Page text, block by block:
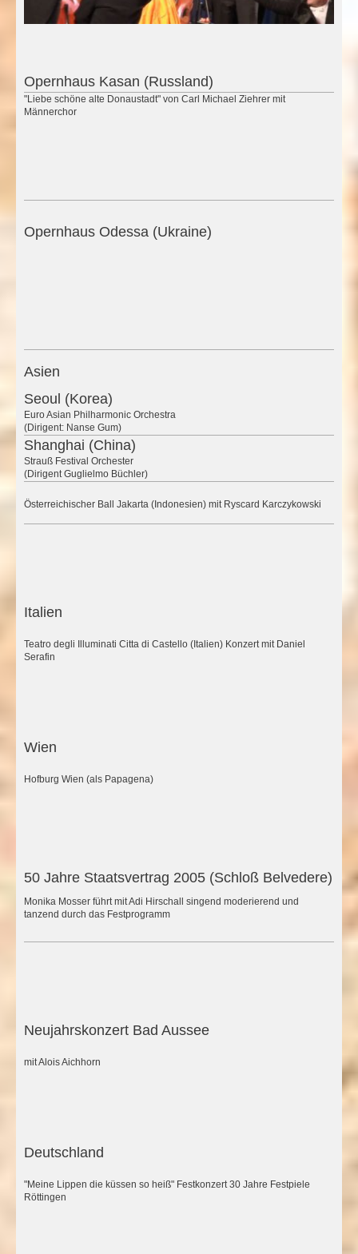
Opernhaus Kasan (Russland)
"Liebe schöne alte Donaustadt" von Carl Michael Ziehrer mit
Männerchor
Opernhaus Odessa (Ukraine)
Asien
Seoul (Korea)
Euro Asian Philharmonic Orchestra
(Dirigent: Nanse Gum)
Shanghai (China)
Strauß Festival Orchester
(Dirigent Guglielmo Büchler)
Österreichischer Ball Jakarta (Indonesien) mit Ryscard Karczykowski
Italien
Teatro degli Illuminati Citta di Castello (Italien) Konzert mit Daniel
Serafin
Wien
Hofburg Wien (als Papagena)
50 Jahre Staatsvertrag 2005 (Schloß Belvedere)
Monika Mosser führt mit Adi Hirschall singend moderierend und
tanzend durch das Festprogramm
Neujahrskonzert Bad Aussee
mit Alois Aichhorn
Deutschland
"Meine Lippen die küssen so heiß" Festkonzert 30 Jahre Festpiele
Röttingen